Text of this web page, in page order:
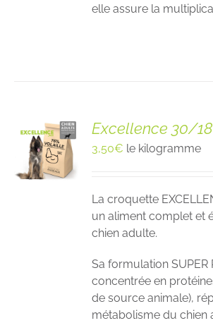
elle assure la
Excellence 30/
3,50€ le kilogramme
La croquette
un aliment complet et
chien adulte.
Sa formulation SUPER
concentrée en
de source animale),
métabolisme du chien